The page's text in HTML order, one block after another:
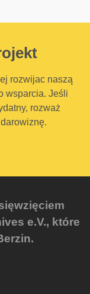
rozwijac naszą
wsparcia. Jeśli
rozważ
e.V., które